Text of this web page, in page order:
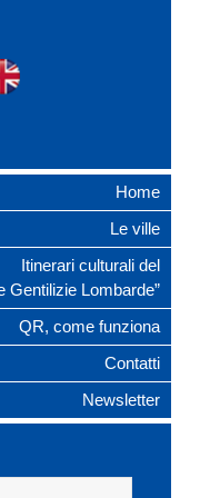
Ita
Home
Le ville
Itinerari culturali del
Gentilizie Lombarde”
QR, come funziona
Contatti
Newsletter